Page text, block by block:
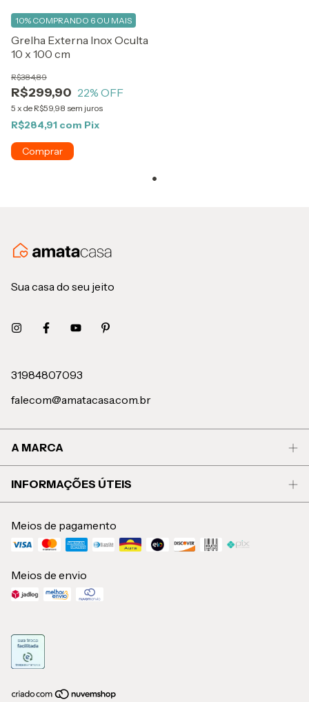
Grelha Externa Inox Oculta
10 x 100 cm
R$299,90
R$384,89
22% OFF
5 x de R$59,98 sem juros
10% COMPRANDO 6 OU MAIS
R$284,91 com Pix
Sua casa do seu jeito
31984807093
falecom@amatacasa.com.br
A MARCA
INFORMAÇÕES ÚTEIS
Meios de pagamento
Meios de envio